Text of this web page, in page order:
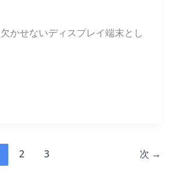
かせないディスプレイ端末とし
2 3 次 →